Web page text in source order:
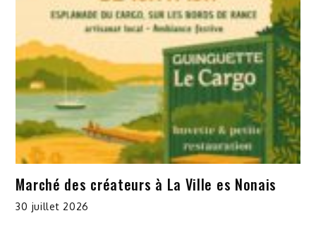
Marché des créateurs à La Ville es Nonais
30 juillet 2026